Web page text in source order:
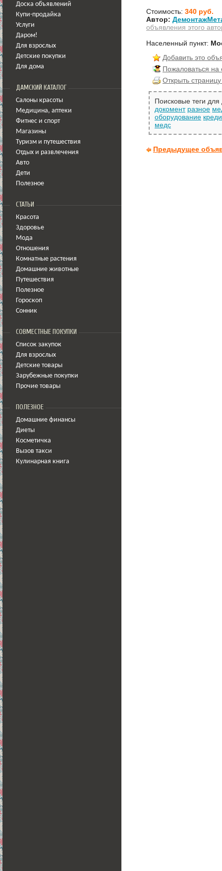
Доска объявлений
Купи-продайка
Услуги
Даром!
Для взрослых
Детские покупки
Для дома
ДАМСКИЙ КАТАЛОГ
Салоны красоты
Медицина, аптеки
Фитнес и спорт
Магазины
Туризм и путешествия
Отдых и развлечения
Авто
Дети
Полезное
СТАТЬИ
Красота
Здоровье
Мода
Отношения
Комнатные растения
Домашние животные
Путешествия
Полезное
Гороскоп
Сонник
СОВМЕСТНЫЕ ПОКУПКИ
Список закупок
Для взрослых
Детские товары
Зарубежные покупки
Прочие товары
ПОЛЕЗНОЕ
Домашние финансы
Диеты
Косметичка
Вызов такси
Кулинарная книга
Стоимость: 340 руб.
Автор:
объявления этого
Населенный пункт:
Добавить это
Пожаловаться
Открыть
Поисковые теги
докомент разное
оборудование
медс
Предыдущее